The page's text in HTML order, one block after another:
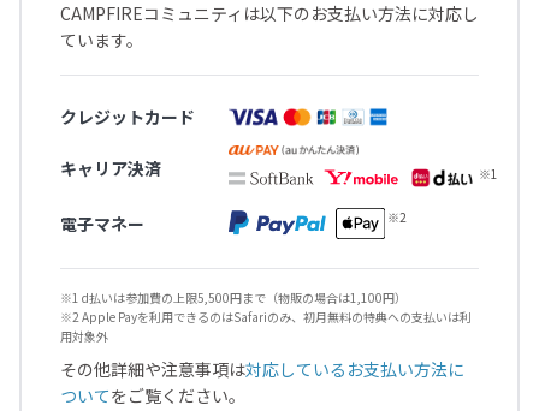
CAMPFIREコミュニティは以下のお支払い方法に対応し
ています。
クレジットカード
キャリア決済
電子マネー
※1 d払いは参加費の上限5,500円まで（物販の場合は1,100円）
※2 Apple Payを利用できるのはSafariのみ、初月無料の特典への支払いは利
用対象外
その他詳細や注意事項は対応しているお支払い方法に
ついてをご覧ください。